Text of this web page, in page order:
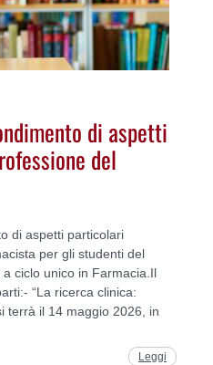
di aspetti
del
di aspetti particolari
per gli studenti del
ciclo unico in Farmacia.Il
“La ricerca clinica:
terrà il 14 maggio 2026, in
Leggi